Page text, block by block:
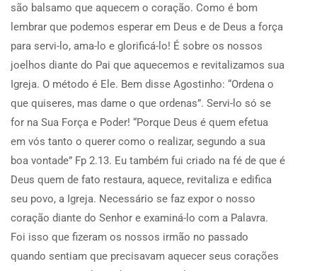
são balsamo que aquecem o coração. Como é bom
lembrar que podemos esperar em Deus e de Deus a força
para servi-lo, ama-lo e glorificá-lo! É sobre os nossos
joelhos diante do Pai que aquecemos e revitalizamos sua
Igreja. O método é Ele. Bem disse Agostinho: “Ordena o
que quiseres, mas dame o que ordenas”. Servi-lo só se
for na Sua Força e Poder! “Porque Deus é quem efetua
em vós tanto o querer como o realizar, segundo a sua
boa vontade” Fp 2.13. Eu também fui criado na fé de que é
Deus quem de fato restaura, aquece, revitaliza e edifica
seu povo, a Igreja. Necessário se faz expor o nosso
coração diante do Senhor e examiná-lo com a Palavra.
Foi isso que fizeram os nossos irmão no passado
quando sentiam que precisavam aquecer seus corações